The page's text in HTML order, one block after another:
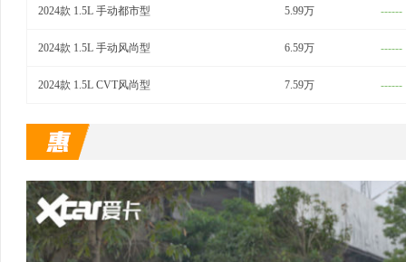
2024款 1.5L 手动都市型 5.99万 ------
2024款 1.5L 手动风尚型 6.59万 ------
2024款 1.5L CVT风尚型 7.59万 ------